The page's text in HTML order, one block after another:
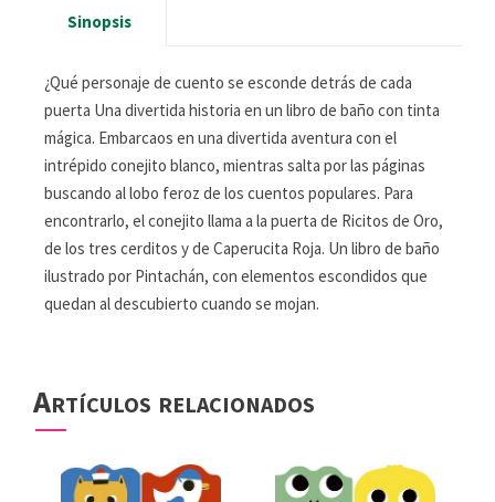
Sinopsis
¿Qué personaje de cuento se esconde detrás de cada
puerta Una divertida historia en un libro de baño con tinta
mágica. Embarcaos en una divertida aventura con el
intrépido conejito blanco, mientras salta por las páginas
buscando al lobo feroz de los cuentos populares. Para
encontrarlo, el conejito llama a la puerta de Ricitos de Oro,
de los tres cerditos y de Caperucita Roja. Un libro de baño
ilustrado por Pintachán, con elementos escondidos que
quedan al descubierto cuando se mojan.
Artículos relacionados